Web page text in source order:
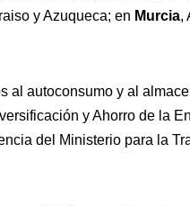
y Azuqueca; en Murcia,
al autoconsumo y al
y Ahorro de la
del Ministerio para la